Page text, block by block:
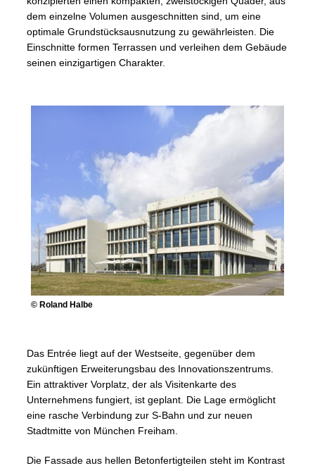
dem einzelne Volumen ausgeschnitten sind, um eine
optimale Grundstücksausnutzung zu gewährleisten. Die
Einschnitte formen Terrassen und verleihen dem Gebäude
seinen einzigartigen Charakter.
© Roland Halbe
Das Entrée liegt auf der Westseite, gegenüber dem
zukünftigen Erweiterungsbau des Innovationszentrums.
Ein attraktiver Vorplatz, der als Visitenkarte des
Unternehmens fungiert, ist geplant. Die Lage ermöglicht
eine rasche Verbindung zur S-Bahn und zur neuen
Stadtmitte von München Freiham.
Die Fassade aus hellen Betonfertigteilen steht im Kontrast